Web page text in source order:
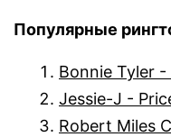
Популярные
Bonnie Tyler
Jessie-J -
Robert Miles